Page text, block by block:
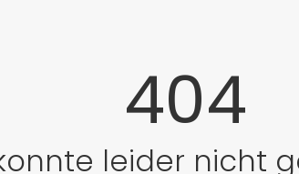
404
leider nicht